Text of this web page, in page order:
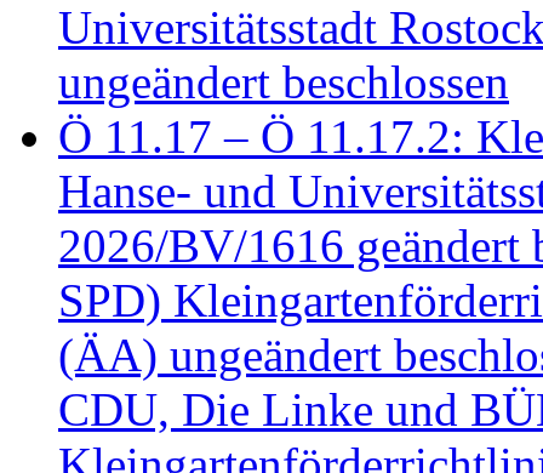
Universitätsstadt
ungeändert beschlossen
Ö 11.17 – Ö 11.17.2:
Hanse- und
2026/BV/1616 geändert
SPD)
(ÄA) ungeändert
CDU, Die Linke und